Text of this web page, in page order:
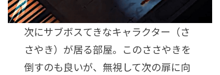
次にサブボスてきなキャラクター（さ
さやき）が居る部屋。このささやきを
倒すのも良いが、無視して次の扉に向